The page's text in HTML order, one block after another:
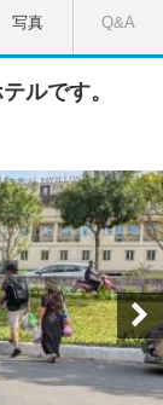
写真 Q&A
ルです。